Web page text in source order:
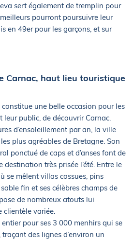
sert également de tremplin pour
pourront poursuivre leur
en 49er pour les garçons, et sur
Carnac, haut lieu touristique
constitue une belle occasion pour les
leur public, de découvrir Carnac.
d’ensoleillement par an, la ville
plus agréables de Bretagne. Son
ponctué de caps et d’anses font de
très prisée l’été. Entre le
se mêlent villas cossues, pins
fin et ses célèbres champs de
de nombreux atouts lui
clientèle variée.
pour ses 3 000 menhirs qui se
des lignes d’environ un